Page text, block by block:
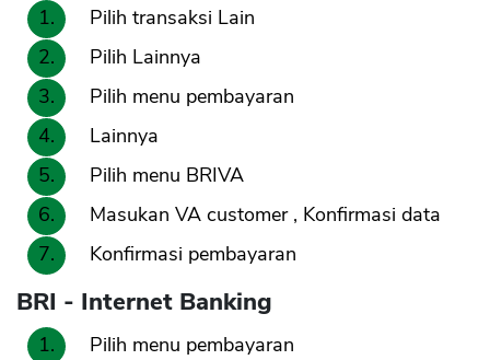
Pilih transaksi Lain
Pilih Lainnya
Pilih menu pembayaran
Lainnya
Pilih menu BRIVA
Masukan VA customer , Konfirmasi data
Konfirmasi pembayaran
BRI - Internet Banking
Pilih menu pembayaran